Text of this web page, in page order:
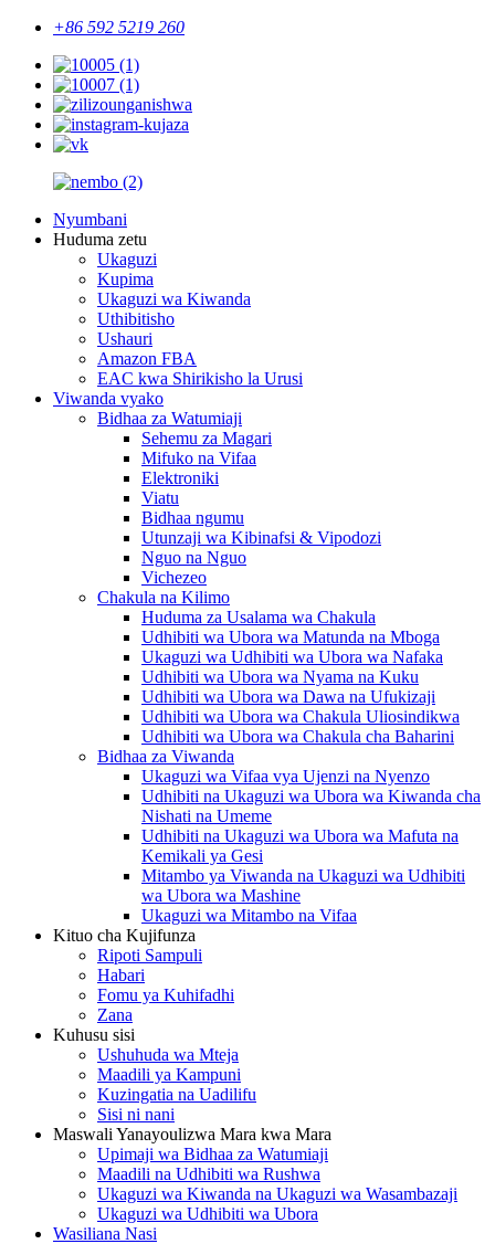
+86 592 5219 260
Nyumbani
Huduma zetu
Ukaguzi
Kupima
Ukaguzi wa Kiwanda
Uthibitisho
Ushauri
Amazon FBA
EAC kwa Shirikisho la Urusi
Viwanda vyako
Bidhaa za Watumiaji
Sehemu za Magari
Mifuko na Vifaa
Elektroniki
Viatu
Bidhaa ngumu
Utunzaji wa Kibinafsi & Vipodozi
Nguo na Nguo
Vichezeo
Chakula na Kilimo
Huduma za Usalama wa Chakula
Udhibiti wa Ubora wa Matunda na Mboga
Ukaguzi wa Udhibiti wa Ubora wa Nafaka
Udhibiti wa Ubora wa Nyama na Kuku
Udhibiti wa Ubora wa Dawa na Ufukizaji
Udhibiti wa Ubora wa Chakula Uliosindikwa
Udhibiti wa Ubora wa Chakula cha Baharini
Bidhaa za Viwanda
Ukaguzi wa Vifaa vya Ujenzi na Nyenzo
Udhibiti na Ukaguzi wa Ubora wa Kiwanda cha
Nishati na Umeme
Udhibiti na Ukaguzi wa Ubora wa Mafuta na
Kemikali ya Gesi
Mitambo ya Viwanda na Ukaguzi wa Udhibiti
wa Ubora wa Mashine
Ukaguzi wa Mitambo na Vifaa
Kituo cha Kujifunza
Ripoti Sampuli
Habari
Fomu ya Kuhifadhi
Zana
Kuhusu sisi
Ushuhuda wa Mteja
Maadili ya Kampuni
Kuzingatia na Uadilifu
Sisi ni nani
Maswali Yanayoulizwa Mara kwa Mara
Upimaji wa Bidhaa za Watumiaji
Maadili na Udhibiti wa Rushwa
Ukaguzi wa Kiwanda na Ukaguzi wa Wasambazaji
Ukaguzi wa Udhibiti wa Ubora
Wasiliana Nasi